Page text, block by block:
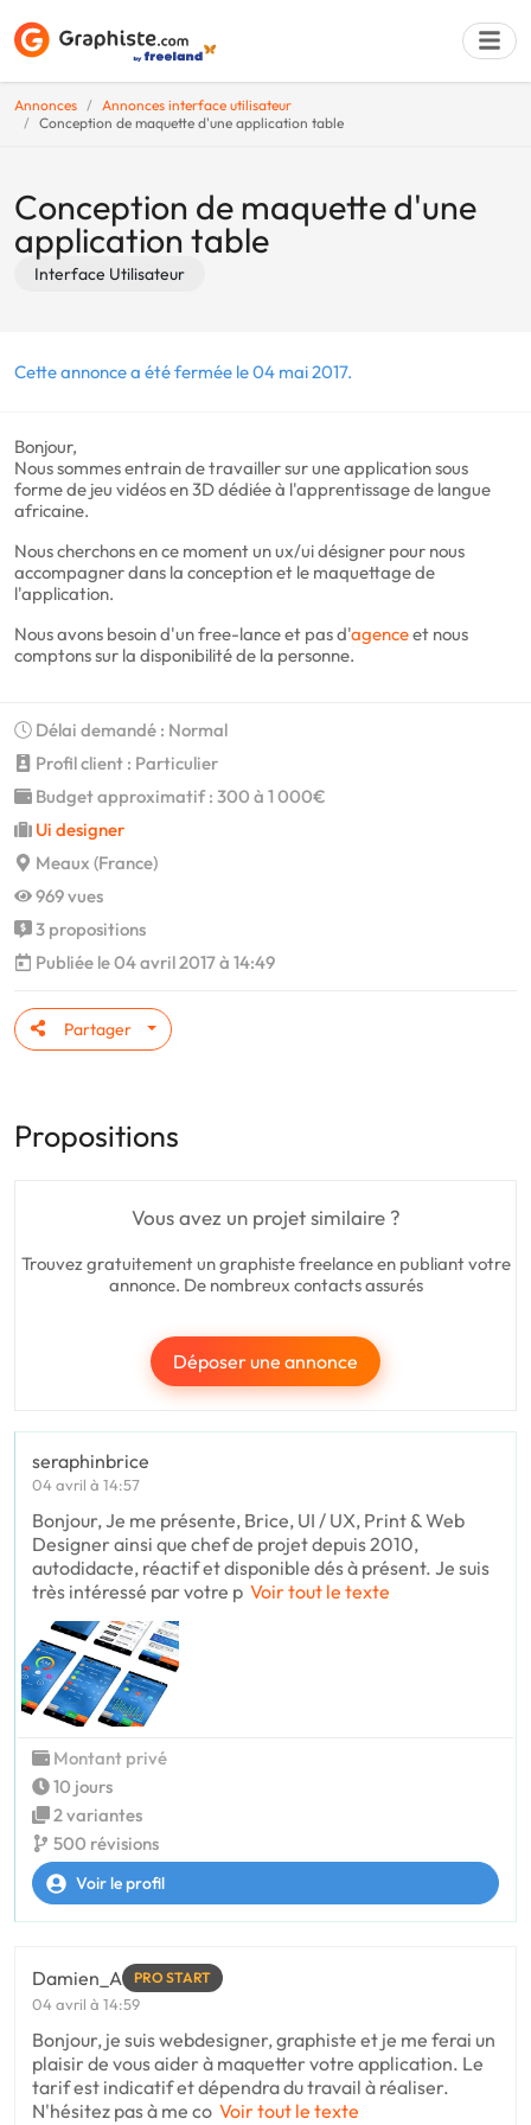
Annonces
Annonces interface utilisateur
Conception de maquette d'une application table
Conception de maquette d'une
application table
Interface Utilisateur
Cette annonce a été fermée le 04 mai 2017.
Bonjour,
Nous sommes entrain de travailler sur une application sous
forme de jeu vidéos en 3D dédiée à l'apprentissage de langue
africaine.
Nous cherchons en ce moment un ux/ui désigner pour nous
accompagner dans la conception et le maquettage de
l'application.
Nous avons besoin d'un free-lance et pas d'agenceet nous
comptons sur la disponibilité de la personne.
Délai demandé : Normal
Profil client : Particulier
Budget approximatif : 300 à 1 000€
Ui designer
Meaux (France)
969 vues
3 propositions
Publiée le 04 avril 2017 à 14:49
Partager
Propositions
Vous avez un projet similaire ?
Trouvez gratuitement un graphiste freelance en publiant votre
annonce. De nombreux contacts assurés
Déposer une annonce
seraphinbrice
04 avril à 14:57
Bonjour, Je me présente, Brice, UI / UX, Print & Web
Designer ainsi que chef de projet depuis 2010,
autodidacte, réactif et disponible dés à présent. Je suis
très intéressé par votre p Voir tout le texte
Montant privé
10 jours
2 variantes
500 révisions
Voir le profil
Damien_A PRO START
04 avril à 14:59
Bonjour, je suis webdesigner, graphiste et je me ferai un
plaisir de vous aider à maquetter votre application. Le
tarif est indicatif et dépendra du travail à réaliser.
N'hésitez pas à me co Voir tout le texte